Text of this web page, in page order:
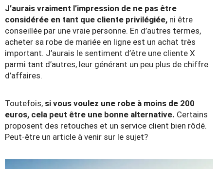
J’aurais vraiment l’impression de ne pas être
considérée en tant que cliente privilégiée, ni être
conseillée par une vraie personne. En d’autres termes,
acheter sa robe de mariée en ligne est un achat très
important. J’aurais le sentiment d’être une cliente X
parmi tant d’autres, leur générant un peu plus de chiffre
d’affaires.
Toutefois, si vous voulez une robe à moins de 200
euros, cela peut être une bonne alternative. Certains
proposent des retouches et un service client bien rôdé.
Peut-être un article à venir sur le sujet?